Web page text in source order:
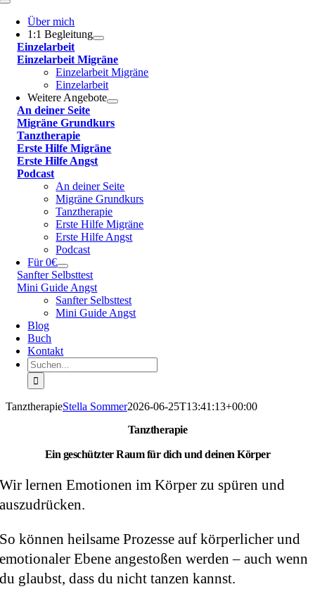
Toggle
NavigationÜber mich
1:1 Begleitung
Einzelarbeit
Einzelarbeit Migräne
Einzelarbeit Migräne
Einzelarbeit
Weitere Angebote
An deiner Seite
Migräne Grundkurs
Tanztherapie
Erste Hilfe Migräne
Erste Hilfe Angst
Podcast
An deiner Seite
Migräne Grundkurs
Tanztherapie
Erste Hilfe Migräne
Erste Hilfe Angst
Podcast
Für 0€
Sanfter Selbsttest
Mini Guide Angst
Sanfter Selbsttest
Mini Guide Angst
Blog
Buch
Kontakt
Suche
nach:
TanztherapieStella Sommer2026-06-25T13:41:13+00:00
Tanztherapie
Ein geschützter Raum für dich und deinen Körper
Wir lernen Emotionen im Körper zu spüren und
auszudrücken.
So können heilsame Prozesse auf körperlicher und
emotionaler Ebene angestoßen werden – auch wenn
du glaubst, dass du nicht tanzen kannst.